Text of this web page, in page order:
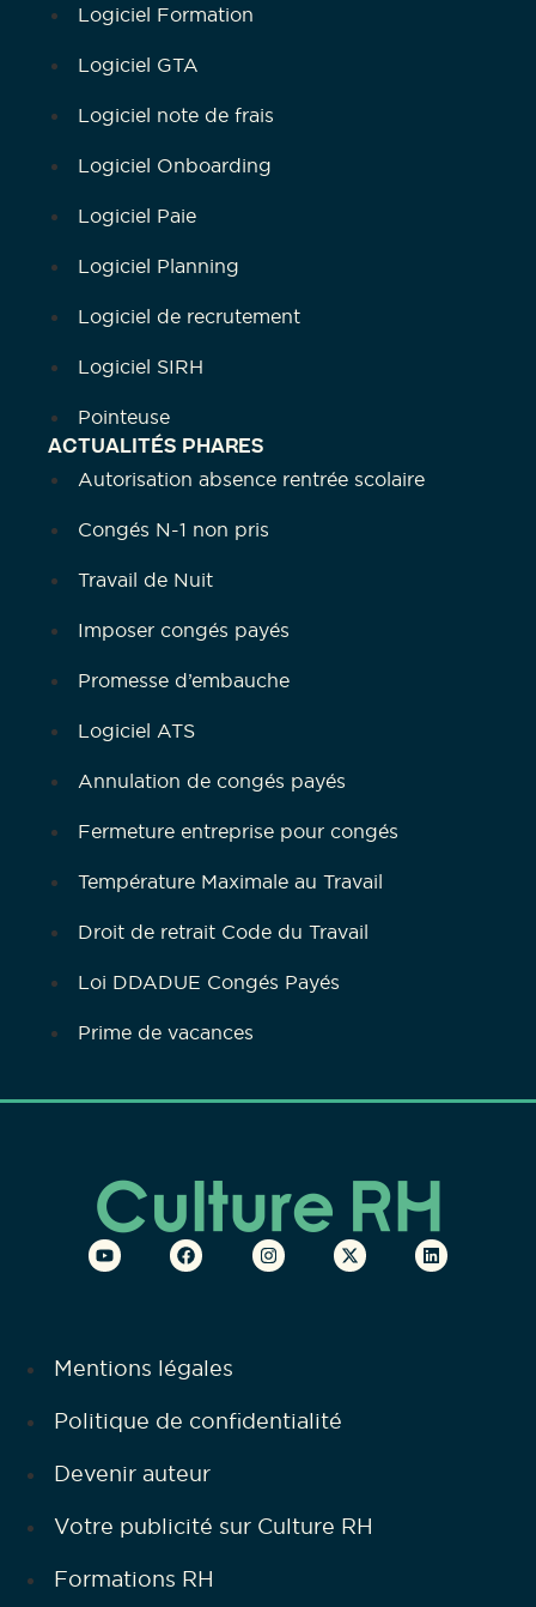
Logiciel Formation
Logiciel GTA
Logiciel note de frais
Logiciel Onboarding
Logiciel Paie
Logiciel Planning
Logiciel de recrutement
Logiciel SIRH
Pointeuse
ACTUALITÉS PHARES
Autorisation absence rentrée scolaire
Congés N-1 non pris
Travail de Nuit
Imposer congés payés
Promesse d’embauche
Logiciel ATS
Annulation de congés payés
Fermeture entreprise pour congés
Température Maximale au Travail
Droit de retrait Code du Travail
Loi DDADUE Congés Payés
Prime de vacances
Mentions légales
Politique de confidentialité
Devenir auteur
Votre publicité sur Culture RH
Formations RH